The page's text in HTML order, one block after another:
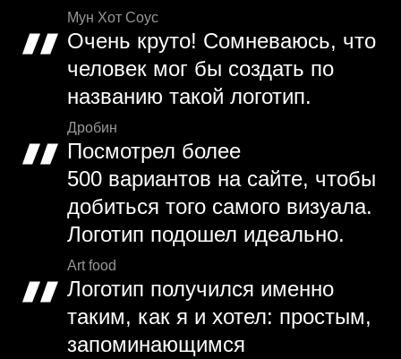
Мун Хот Соус
Очень круто! Сомневаюсь, что
человек мог бы создать по
названию такой логотип.
Дробин
Посмотрел более
500 вариантов на сайте, чтобы
добиться того самого визуала.
Логотип подошел идеально.
Art food
Логотип получился именно
таким, как я и хотел: простым,
запоминающимся